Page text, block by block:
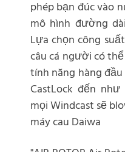
phép bạn đúc vào
mô hình đường
Lựa chọn công
câu cá người có
tính năng hàng đầu
CastLock đến
mọi Windcast sẽ
máy cau Daiwa